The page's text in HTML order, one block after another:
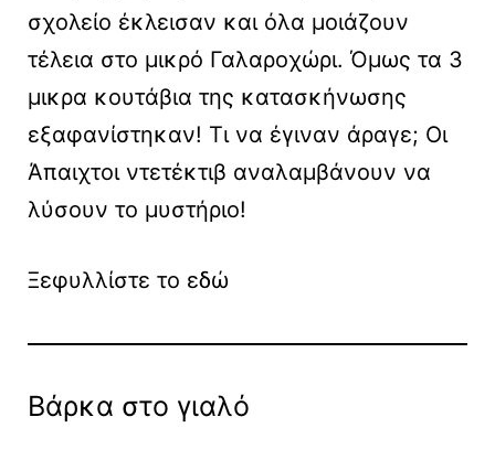
σχολείο έκλεισαν και όλα μοιάζουν
τέλεια στο μικρό Γαλαροχώρι. Όμως τα 3
μικρα κουτάβια της κατασκήνωσης
εξαφανίστηκαν! Τι να έγιναν άραγε; Οι
Άπαιχτοι ντετέκτιβ αναλαμβάνουν να
λύσουν το μυστήριο!
Ξεφυλλίστε το εδώ
Βάρκα στο γιαλό